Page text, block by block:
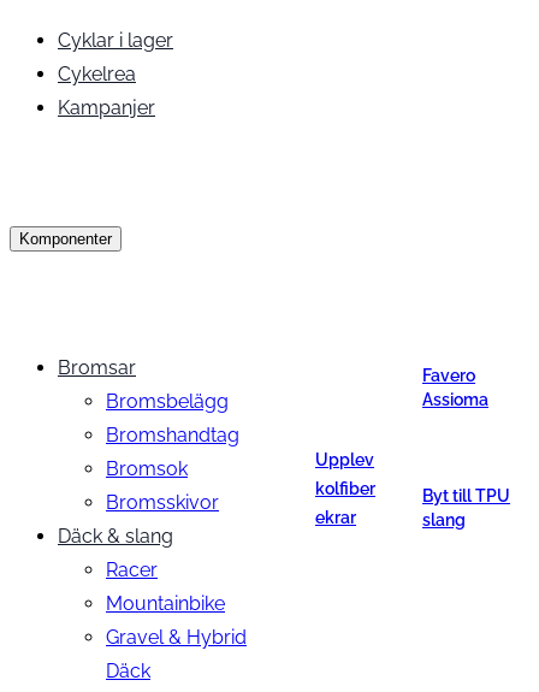
Cyklar i lager
Cykelrea
Kampanjer
Komponenter
Bromsar
Bromsbelägg
Bromshandtag
Bromsok
Bromsskivor
Däck & slang
Racer
Mountainbike
Gravel & Hybrid
Däck
Upplev
kolfiber
ekrar
Favero
Assioma
Byt till TPU
slang